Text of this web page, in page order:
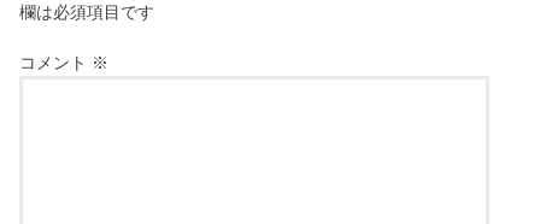
欄は必須項目です
コメント ※